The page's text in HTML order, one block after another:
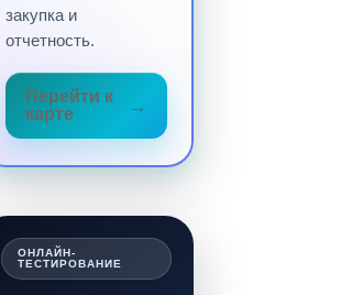
закупка и
отчетность.
Перейти к
карте
ОНЛАЙН-
ТЕСТИРОВАНИЕ